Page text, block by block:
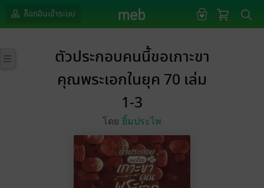
ล็อกอินเข้าระบบ
ตัวประกอบคนนี้ขอเกาะขา
คุณพระเอกในยุค 70 เล่ม
1-3
โดย ยิ้มประไพ